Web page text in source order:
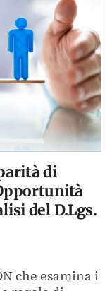
di
del D.Lgs.
che esamina i